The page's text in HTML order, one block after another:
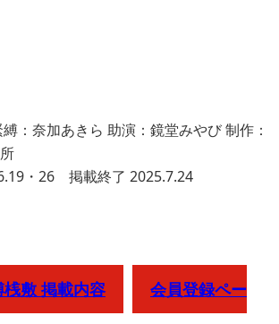
：奈加あきら 助演：鏡堂みやび 制作：
・26 掲載終了 2025.7.24
敷 掲載内容
会員登録ペー